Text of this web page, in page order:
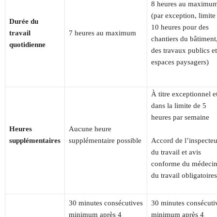
Durée du
travail
quotidienne
7 heures au maximum
8 heures au
(par exception, limite
10 heures pour des
chantiers du
des travaux publics et
espaces paysagers)
Heures
supplémentaires
Aucune heure
supplémentaire possible
À titre exceptionnel
dans la limite de 5
heures par semaine
Accord de
du travail et avis
conforme du médecin
du travail obligatoires
30 minutes consécutives
minimum après 4
30 minutes
minimum après 4